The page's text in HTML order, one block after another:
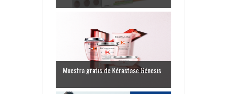
Muestra gratis de Kérastase Génesis